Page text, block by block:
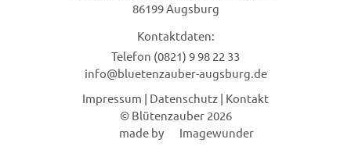
86199 Augsburg
Kontaktdaten:
Telefon (0821) 9 98 22 33
info@bluetenzauber-augsburg.de
Impressum | Datenschutz | Kontakt
© Blütenzauber 2026
made by
Imagewunder